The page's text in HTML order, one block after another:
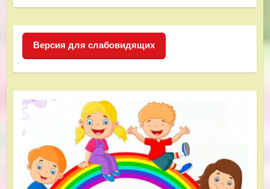
Версия для слабовидящих